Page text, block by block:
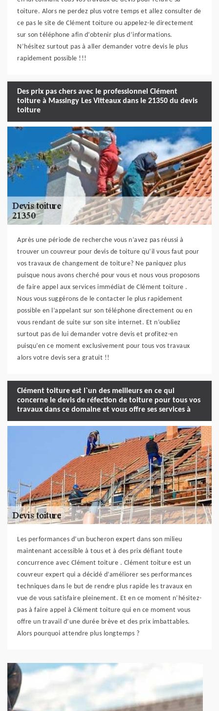
toiture. Alors ne perdez plus votre temps et allez consulter de
ce pas le site de Clément toiture ou appelez-le directement
sur son téléphone afin d’obtenir plus d’informations.
N’hésitez surtout pas à aller demander votre devis le plus
rapidement possible !!!
Des prix pas chers avec le professionnel Clément
toiture à Massingy Les Vitteaux dans le 21350 du devis
toiture
Après une période de recherche vous n’avez pas réussi à
trouver un couvreur pour devis de toiture qu’il vous faut pour
vos travaux de changement de toiture? Ne paniquez plus
puisque nous avons cherché pour vous et nous vous proposons
de faire appel aux services immédiat de Clément toiture .
Nous vous suggérons de le contacter le plus rapidement
possible en l’appelant sur son téléphone directement ou en
vous rendant de suite sur son site internet. Et n’oubliez
surtout pas de lui demander votre devis et profitez-en
puisqu’en ce moment exclusivement pour tous vos travaux
alors votre devis sera gratuit !!
Clément toiture est l`un des meilleurs en ce qui
concerne le devis de réfection de toiture pour tous vos
travaux dans ce domaine et vous offre ses services à
Les performances d’un bucheron expert dans son milieu
maintenant accessible à tous et à des prix défiant toute
concurrence avec Clément toiture . Clément toiture est un
couvreur expert qui a décidé d’améliorer ses performances
techniques dans le but de rendre plus rapide les travaux en
vue de vous satisfaire pleinement. Et en ce moment n’hésitez-
pas à faire appel à Clément toiture qui en ce moment vous
offre un travail d’une durée brève et des prix imbattables.
Alors pourquoi attendre plus longtemps ?